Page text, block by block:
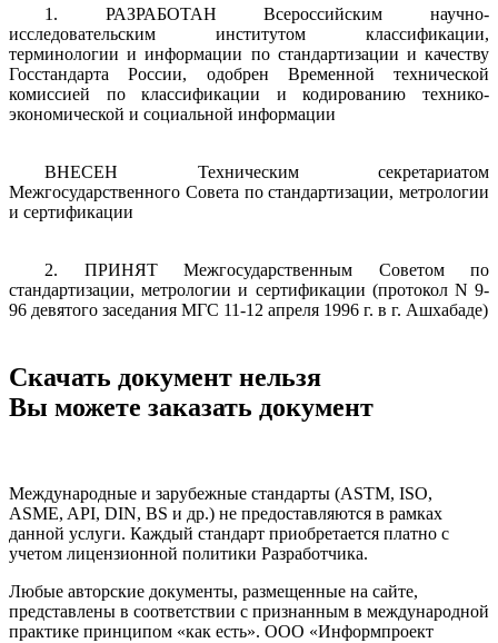
1.
РАЗРАБОТАН Всероссийским научно-
исследовательским институтом классификации,
терминологии и информации по стандартизации и качеству
Госстандарта России, одобрен Временной технической
комиссией по классификации и кодированию технико-
экономической и социальной информации
ВНЕСЕН
Техническим секретариатом
Межгосударственного Совета по стандартизации, метрологии
и сертификации
2.
ПРИНЯТ Межгосударственным Советом по
стандартизации, метрологии и сертификации (протокол N 9-
96 девятого заседания МГС 11-12 апреля 1996 г. в г. Ашхабаде)
Скачать документ нельзя
Вы можете заказать документ
Международные и зарубежные стандарты (ASTM, ISO,
ASME, API, DIN, BS и др.) не предоставляются в рамках
данной услуги. Каждый стандарт приобретается платно с
учетом лицензионной политики Разработчика.
Любые авторские документы, размещенные на сайте,
представлены в соответствии с признанным в международной
практике принципом «как есть». ООО «Информпроект